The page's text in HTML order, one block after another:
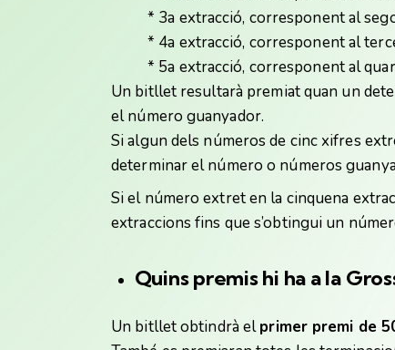
* 3a extracció, corresponent al
* 4a extracció, corresponent al
* 5a extracció, corresponent al
Un bitllet resultarà premiat quan un
el número guanyador.
Si algun dels números de cinc xifres
determinar el número o números
Si el número extret en la cinquena
extraccions fins que s’obtingui un
Quins premis hi ha ala
Un bitllet obtindrà elprimer premi de